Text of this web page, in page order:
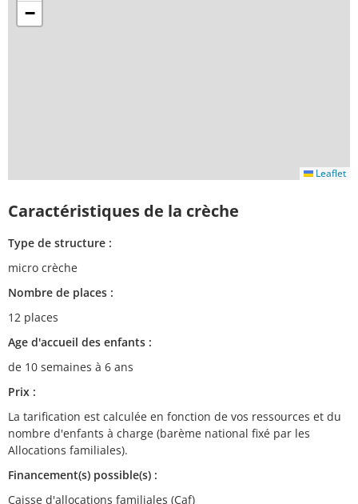
−
Leaflet
Caractéristiques de la crèche
Type de structure :
micro crèche
Nombre de places :
12 places
Age d'accueil des enfants :
de 10 semaines à 6 ans
Prix :
La tarification est calculée en fonction de vos ressources et du
nombre d'enfants à charge (barème national fixé par les
Allocations familiales).
Financement(s) possible(s) :
Caisse d'allocations familiales (Caf)